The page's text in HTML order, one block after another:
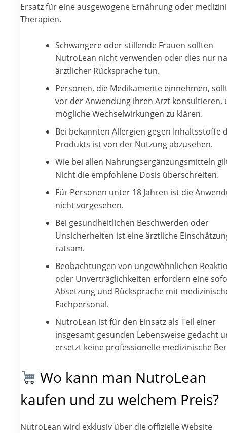
Ersatz für eine ausgewogene Ernährung oder
Therapien.
Schwangere oder stillende Frauen sollten
NutroLean nicht verwenden oder dies nur
ärztlicher Rücksprache tun.
Personen, die Medikamente einnehmen,
vor der Anwendung ihren Arzt konsultieren,
mögliche Wechselwirkungen zu klären.
Bei bekannten Allergien gegen Inhaltsstoffe
Produkts ist von der Nutzung abzusehen.
Wie bei allen Nahrungsergänzungsmitteln
Nicht die empfohlene Dosis überschreiten.
Für Personen unter 18 Jahren ist die
nicht vorgesehen.
Bei gesundheitlichen Beschwerden oder
Unsicherheiten ist eine ärztliche
ratsam.
Beobachtungen von ungewöhnlichen
oder Unverträglichkeiten erfordern eine
Absetzung und Rücksprache mit
Fachpersonal.
NutroLean ist für den Einsatz als Teil einer
insgesamt gesunden Lebensweise gedacht
ersetzt keine professionelle medizinische
Wo kann man NutroLean
kaufen und zu welchem Preis?
NutroLean wird exklusiv über die offizielle Website